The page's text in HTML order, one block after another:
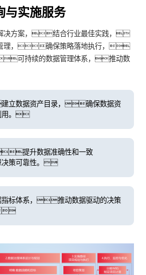
与实施服务
决方案，结合行业最佳实践，
管理，确保策略落地执行，
可持续的数据管理体系，推动数
立数据资产目录，确保数据资
用。
提升数据准确性和一致
策可靠性。
指标体系，推动数据驱动的决策